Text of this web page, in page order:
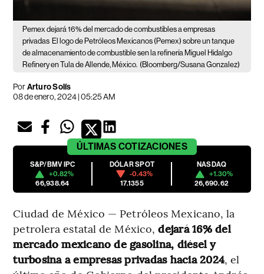
Pemex dejará 16% del mercado de combustibles a empresas
privadas El logo de Petróleos Mexicanos (Pemex) sobre un tanque
de almacenamiento de combustible sen la refinería Miguel Hidalgo
Refinery en Tula de Allende, México. (Bloomberg/Susana Gonzalez)
PorArturo Solís
08 de enero, 2024 | 05:25 AM
ÚLTIMAS COTIZACIONES
S&P/BMV IPC
+0.82%
66,938.64
DÓLAR SPOT
-0.43%
17.1355
NASDAQ
+1.30%
26,690.62
Ciudad de México — Petróleos Mexicano, la
petrolera estatal de México, dejará 16% del
mercado mexicano de gasolina, diésel y
turbosina a empresas privadas hacia 2024, el